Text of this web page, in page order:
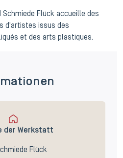
Schmiede Flück accueille des
d'artistes issus des
et des arts plastiques.
der Werkstatt
Flück